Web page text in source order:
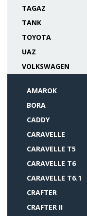
TAGAZ
TANK
TOYOTA
UAZ
VOLKSWAGEN
AMAROK
BORA
CADDY
CARAVELLE
CARAVELLE T5
CARAVELLE T6
CARAVELLE T6.1
CRAFTER
CRAFTER II